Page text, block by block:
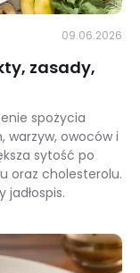
09.06.2026
zasady,
spożycia
warzyw, owoców i
sytość po
oraz cholesterolu.
jadłospis.